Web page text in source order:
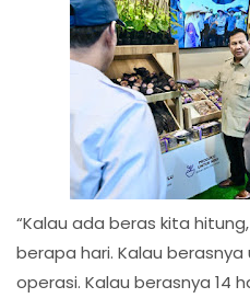
“Kalau ada beras kita
berapa hari. Kalau berasnya
operasi. Kalau berasnya 14